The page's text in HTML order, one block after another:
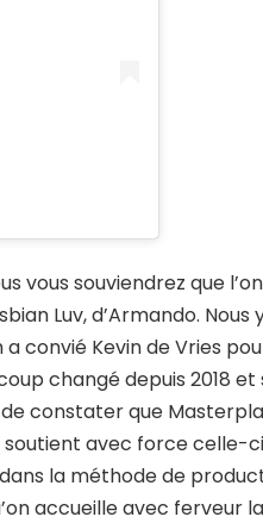
vous souviendrez que
Luv, d’Armando. Nous
convié Kevin de Vries
changé depuis 2018 et
constater que
soutient avec force celle-
la méthode de
accueille avec ferveur la